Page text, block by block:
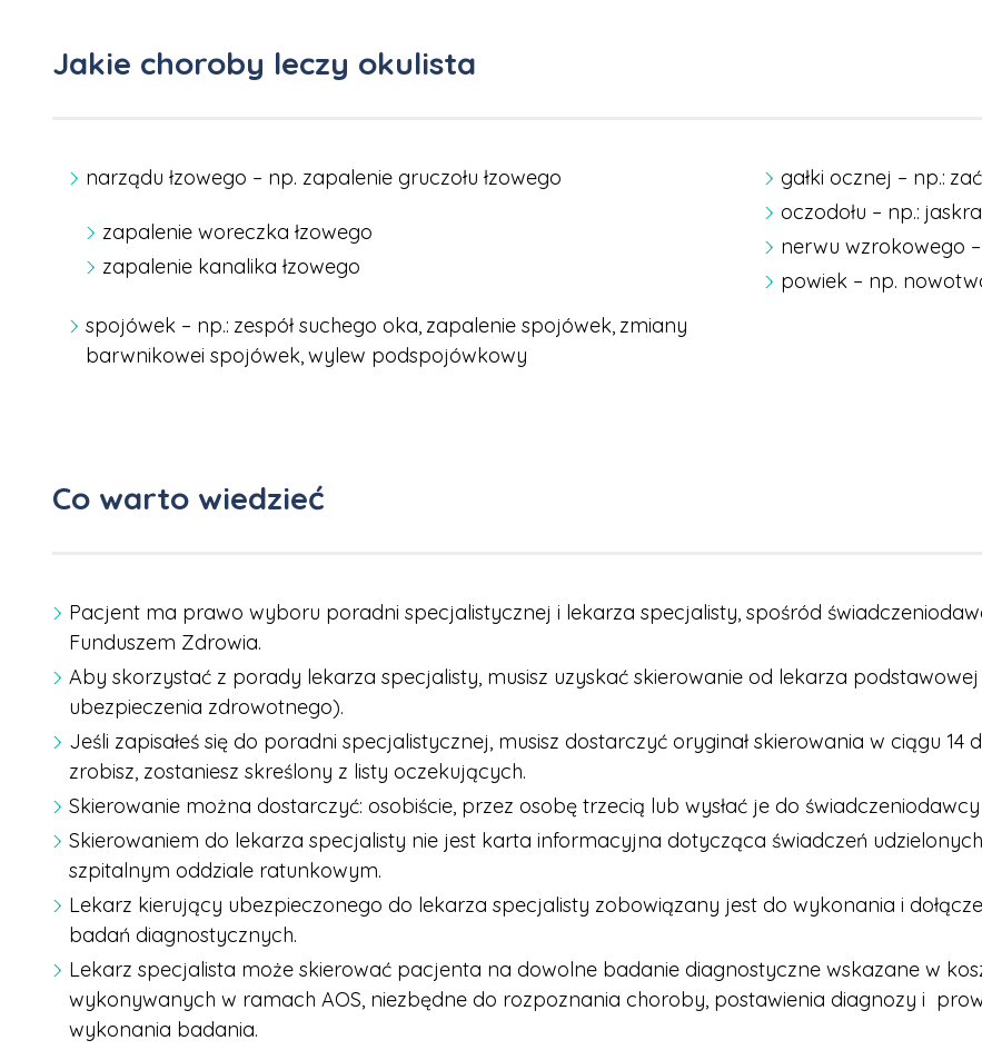
Jakie choroby leczy okulista
narządu łzowego – np. zapalenie gruczołu łzowego
zapalenie woreczka łzowego
zapalenie kanalika łzowego
spojówek – np.: zespół suchego oka,zapalenie spojówek,zmiany
barwnikowei spojówek,wylew podspojówkowy
gałki ocznej – np.:
oczodołu – np.:
nerwu wzrokowego
powiek – np.
Co warto wiedzieć
Pacjent ma prawo wyboru poradni specjalistycznej i lekarza specjalisty, spośród
Funduszem Zdrowia.
Aby skorzystać z porady lekarza specjalisty, musisz uzyskać skierowanie od lekarza
ubezpieczenia zdrowotnego).
Jeśli zapisałeś się do poradni specjalistycznej, musisz dostarczyć oryginał skierowania w ciągu
zrobisz, zostaniesz skreślony z listy oczekujących.
Skierowanie można dostarczyć: osobiście, przez osobę trzecią lub wysłać je do
Skierowaniem do lekarza specjalisty nie jest karta informacyjna dotycząca świadczeń
szpitalnym oddziale ratunkowym.
Lekarz kierujący ubezpieczonego do lekarza specjalisty zobowiązany jest do wykonania i
badań diagnostycznych.
Lekarz specjalista może skierować pacjenta na dowolne badanie diagnostyczne wskazane w
wykonywanych w ramach AOS, niezbędne do rozpoznania choroby, postawienia diagnozy i
wykonania badania.